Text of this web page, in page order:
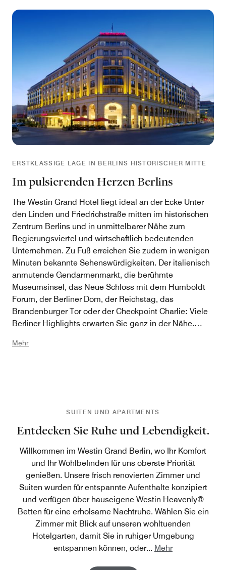
ERSTKLASSIGE LAGE IN BERLINS HISTORISCHER MITTE
Im pulsierenden Herzen Berlins
The Westin Grand Hotel liegt ideal an der Ecke Unter
den Linden und Friedrichstraße mitten im historischen
Zentrum Berlins und in unmittelbarer Nähe zum
Regierungsviertel und wirtschaftlich bedeutenden
Unternehmen. Zu Fuß erreichen Sie zudem in wenigen
Minuten bekannte Sehenswürdigkeiten. Der italienisch
anmutende Gendarmenmarkt, die berühmte
Museumsinsel, das Neue Schloss mit dem Humboldt
Forum, der Berliner Dom, der Reichstag, das
Brandenburger Tor oder der Checkpoint Charlie: Viele
Berliner Highlights erwarten Sie ganz in der Nähe.
End und zahlreiche kulinarische Angebote sind
Berlin zu genießen. Vielleicht haben Sie auch Lust auf
mit dem berühmten Kaufhaus KaDeWe, Kudamm, Zoo
Mehr
SUITEN UND APARTMENTS
Entdecken Sie Ruhe und Lebendigkeit.
Willkommen im Westin Grand Berlin, wo Ihr Komfort
und Ihr Wohlbefinden für uns oberste Priorität
genießen. Unsere frisch renovierten Zimmer und
Suiten wurden für entspannte Aufenthalte konzipiert
und verfügen über hauseigene Westin Heavenly®
Betten für eine erholsame Nachtruhe. Wählen Sie ein
Zimmer mit Blick auf unseren wohltuenden
Hotelgarten, damit Sie in ruhiger Umgebung
entspannen können, oder... Mehr